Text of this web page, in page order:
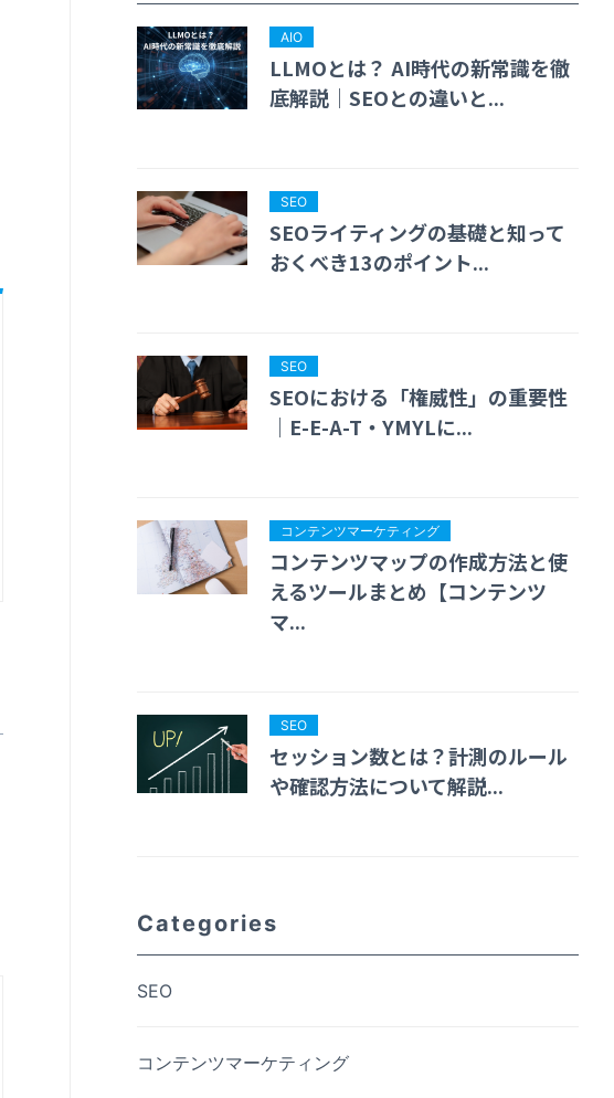
AIO
LLMOとは？ AI時代の新常識を徹
底解説｜SEOとの違いと...
SEO
SEOライティングの基礎と知って
おくべき13のポイント...
SEO
SEOにおける「権威性」の重要性
｜E-E-A-T・YMYLに...
コンテンツマーケティング
コンテンツマップの作成方法と使
えるツールまとめ【コンテンツ
マ...
SEO
セッション数とは？計測のルール
や確認方法について解説...
Categories
SEO
コンテンツマーケティング